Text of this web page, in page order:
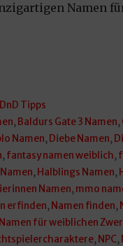
Namen
DnD Tipps
, Baldurs Gate 3 Namen,
Namen, Diebe Namen,
, fantasy namen weiblich,
, Halblings Namen,
Namen, mmo
erfinden, Namen finden,
Namen für weiblichen
, NPC,